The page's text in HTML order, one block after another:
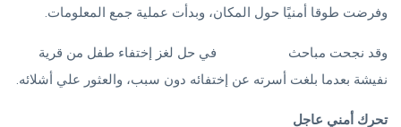
وفرضت طوقا أمنيًا حول المكان، وبدأت عملية جمع المعلومات.
وقد نجحت مباحث
في حل لغز إختفاء طفل من قرية
نفيشة بعدما بلغت أسرته عن إختفائه دون سبب، والعثور علي أشلائه.
تحرك أمني عاجل